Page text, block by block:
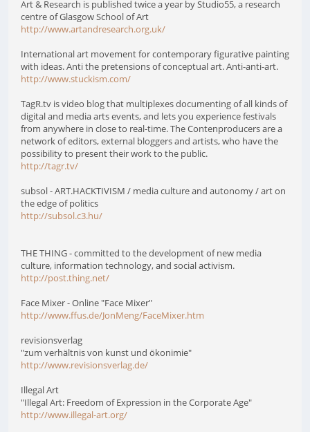
Art & Research is published twice a year by Studio55, a research
centre of Glasgow School of Art
http://www.artandresearch.org.uk/
International art movement for contemporary figurative painting
with ideas. Anti the pretensions of conceptual art. Anti-anti-art.
http://www.stuckism.com/
TagR.tv is video blog that multiplexes documenting of all kinds of
digital and media arts events, and lets you experience festivals
from anywhere in close to real-time. The Contenproducers are a
network of editors, external bloggers and artists, who have the
possibility to present their work to the public.
http://tagr.tv/
subsol - ART.HACKTIVISM / media culture and autonomy / art on
the edge of politics
http://subsol.c3.hu/
THE THING - committed to the development of new media
culture, information technology, and social activism.
http://post.thing.net/
Face Mixer - Online "Face Mixer"
http://www.ffus.de/JonMeng/FaceMixer.htm
revisionsverlag
"zum verhältnis von kunst und ökonimie"
http://www.revisionsverlag.de/
Illegal Art
"Illegal Art: Freedom of Expression in the Corporate Age"
http://www.illegal-art.org/